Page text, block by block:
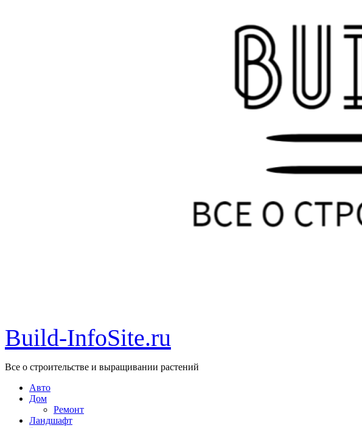
Build-InfoSite.ru
Все о строительстве и выращивании растений
Авто
Дом
Ремонт
Ландшафт